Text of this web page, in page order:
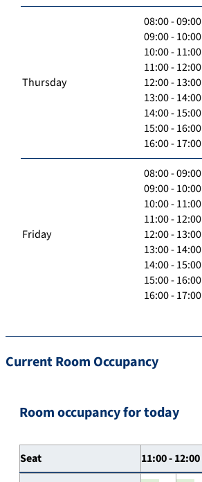
Thursday
08:00 - 09:00
09:00 - 10:00
10:00 - 11:00
11:00 - 12:00
12:00 - 13:00
13:00 - 14:00
14:00 - 15:00
15:00 - 16:00
16:00 - 17:00
Friday
08:00 - 09:00
09:00 - 10:00
10:00 - 11:00
11:00 - 12:00
12:00 - 13:00
13:00 - 14:00
14:00 - 15:00
15:00 - 16:00
16:00 - 17:00
Current Room Occupancy
Room occupancy for today
Seat 11:00 - 12:00